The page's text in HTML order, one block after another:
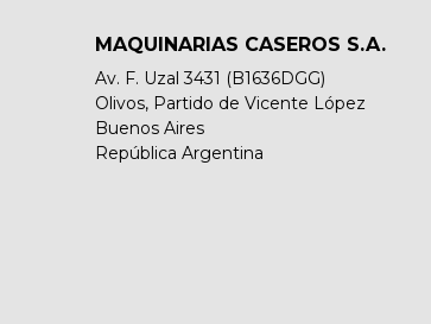
MAQUINARIAS CASEROS S.A.
Av. F. Uzal 3431 (B1636DGG)
Olivos, Partido de Vicente López
Buenos Aires
República Argentina